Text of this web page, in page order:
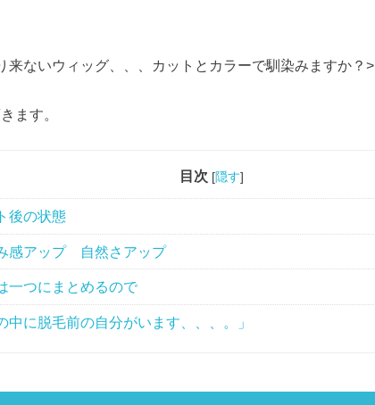
来ないウィッグ、、、カットとカラーで馴染みますか？>
ます。
目次 [隠す]
後の状態
感アップ 自然さアップ
一つにまとめるので
中に脱毛前の自分がいます、、、。」